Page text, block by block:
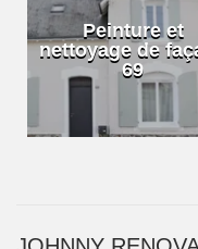
Peinture et
nettoyage de
69